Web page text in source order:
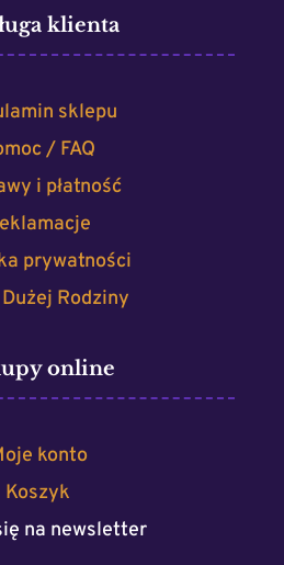
klienta
sklepu
/ FAQ
i płatność
prywatności
Rodziny
online
konto
Koszyk
na newsletter